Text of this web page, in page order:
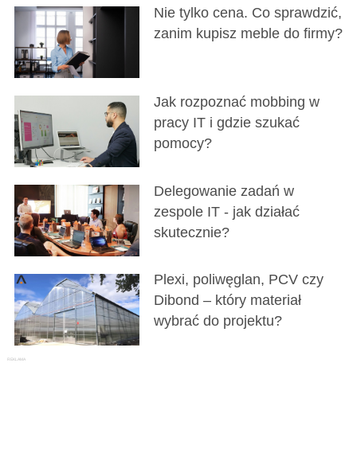
Nie tylko cena. Co sprawdzić,
zanim kupisz meble do firmy?
Jak rozpoznać mobbing w
pracy IT i gdzie szukać
pomocy?
Delegowanie zadań w
zespole IT - jak działać
skutecznie?
Plexi, poliwęglan, PCV czy
Dibond – który materiał
wybrać do projektu?